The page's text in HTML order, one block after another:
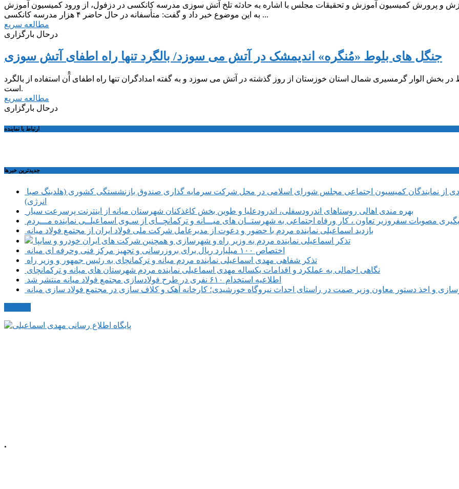
و پرورش کمیسیون آموزش و تحقیقات مجلس با اشاره به حادثه تلخ آتش سوزی مدرسه کانکسی در دزفول، از ورود کمیسیون آموزش
به این موضوع خبر داد و گفت: متأسفانه در حال حاضر ۴ هزار مدرسه کانکسی ...
مطالعه سریع
درحال بارگزاری
جنگل های بلوط «مُنگره» اندیمشک در آتش می سوزد/ بالگرد تنها راه اطفای آتش سوزی
بخش الوار گرمسیری شمال استان خوزستان از روز گذشته در آتش می سوزد و به گفته امدادگران تنها راه اطفای آْن استفاده از بالگرد
است.
مطالعه سریع
درحال بارگزاری
ارتباط با نماینده
جديدترين خبرها
انرژی)
بهره مندی اهالی روستاهای اندرودسفلی، اندرودعلیا و طوین بخش کاغذکنان شهرستان میانه از اینترنت پرسرعت سیار
مصوبات سفروزیر تعاون ، کار ورفاه اجتماعی به شهرستــان های میـــانه و ترکمانچــای از سـوی اسماعیلــی نماینده مـــردم
بازدید اسماعیلی نماینده مردم با حضور و دعوت از مدیرعامل شرکت ملی فولاد ایران از مجتمع فولاد میانه
تذکر اسماعیلی نماینده مردم به وزیر راه و شهرسازی و همچنین شرکت های ایران خودرو و سایپا
اختصاص ۱۰۰ میلیارد ریال برای بروزرسانی و تجهیز مرکز فنی وحرفه ای میانه
تذکر شفاهی مهدی اسماعیلی نماینده مردم میانه و ترکمانچای به رئیس جمهور و وزیر راه
نگاهی اجمالی به عملکرد و اقدامات یکساله مهدی اسماعیلی نماینده مردم شهرستان های میانه و ترکمانچای
اطلاعیه استخدام ۶۱۰ نفری در طرح فولادسازی مجتمع فولاد میانه منتشر شد
و اخذ دستور معاون وزیر صمت در راستای احداث نیروگاه خورشیدی؛ کارخانه آهک و کلاف سازی در مجتمع فولاد سازی میانه
.